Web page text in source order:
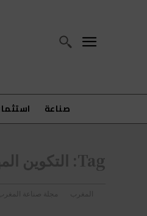
صناعة
Tag: التكوين
المغرب مجلة صناعة المغرب